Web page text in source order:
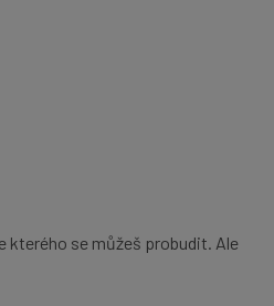
kterého se můžeš probudit. Ale